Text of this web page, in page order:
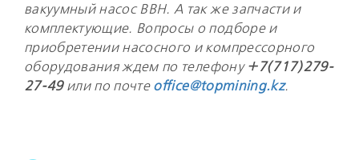
вакуумный насос ВВН. А так же запчасти и
комплектующие. Вопросы о подборе и
приобретении насосного и компрессорного
оборудования ждем по телефону +7(717)279-
27-49или по почте office@topmining.kz.